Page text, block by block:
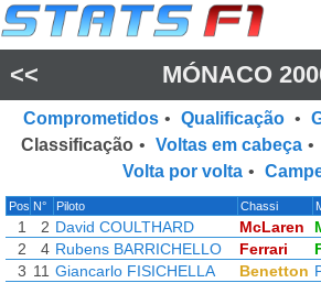
<< MÓNACO
Comprometidos • Qualificação •
Classificação • Voltas em cabeça •
Volta por volta •
Pos N° Piloto Chassi
1 2 David COULTHARD McLaren
2
4 Rubens BARRICHELLO Ferrari
3 11 Giancarlo FISICHELLA Benetton